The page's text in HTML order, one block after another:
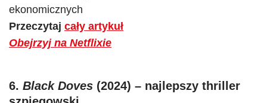
ekonomicznych
Przeczytaj cały artykuł
Obejrzyj na Netflixie
6. Black Doves (2024) – najlepszy thriller